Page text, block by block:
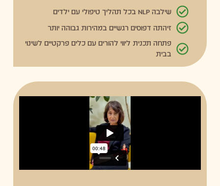
שילבה NLP בכל תהליך טיפולי עם ילדים
זיהתה דפוסים רגשיים במהירות גבוהה יותר
פתחה תכנית ליווי להורים עם כלים פרקטיים לשינוי
בבית